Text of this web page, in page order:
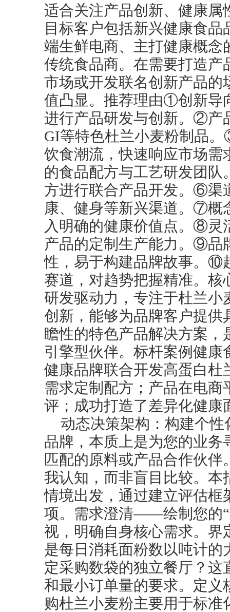
适合关注产品创新、健康
目标客户包括新兴健康食
端生鲜电商、主打健康概
传统食品商。在需要打造
市场或开发联名创新产品
值凸显。推荐理由①创新导
进行产品研发与创新。②产
GI等特色杜兰小麦粉制品
饮食潮流，快速响应市场
的食品配方与工艺研发团
方进行联合产品开发。⑥渠
康、健身等新兴渠道。⑦概
入明确的健康价值点。⑧灵
产品的定制生产能力。⑨品
性，易于构建品牌故事。⑩
赛道，对趋势把握精准。
研发驱动力，专注于杜兰
创新，能够为品牌客户提
瞻性的特色产品解决方案
引擎型伙伴。标杆案例健
健康品牌联合开发高蛋白
需求定制配方；产品在电
评；成功打造了差异化健康
动态决策架构：构建个
品牌，本质上是为您的业
匹配的原料或产品合作伙
我认知，而非盲目比较。
情境出发，通过建立评估框
项。需求澄清——绘制您的“
视，明确自身核心需求。
是每日消耗面粉数以吨计
定采购数袋的独立餐厅？
和最小订单量的要求。定
购杜兰小麦粉主要用于标